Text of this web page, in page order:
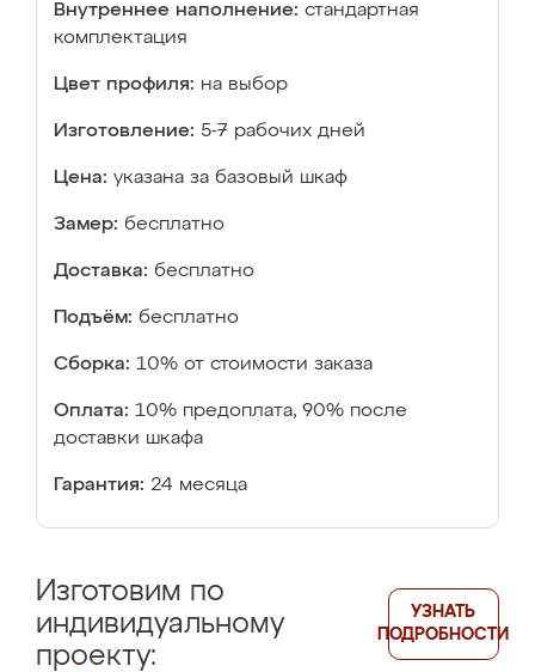
Внутреннее наполнение: стандартная
комплектация
Цвет профиля: на выбор
Изготовление: 5-7 рабочих дней
Цена: указана за базовый шкаф
Замер: бесплатно
Доставка: бесплатно
Подъём: бесплатно
Сборка: 10% от стоимости заказа
Оплата: 10% предоплата, 90% после
доставки шкафа
Гарантия: 24 месяца
Изготовим по
индивидуальному
проекту:
УЗНАТЬ
ПОДРОБНОСТИ